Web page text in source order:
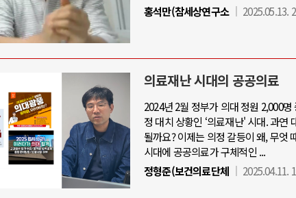
홍석만(참세상연구소
2025.05.13.
의료재난 시대의 공공의료
2024년 2월 정부가 의대 정원 2,000
정 대치 상황인 ‘의료재난' 시대. 과연
될까요? 이제는 의정 갈등이 왜, 무엇
시대에 공공의료가 구체적인 ...
정형준(보건의료단체
2025.04.11.
전쟁의 추상화: 우크라이나, 대리전의 역..
EU·우크라이나 드론 협력 직후, 러시아..
우크라이나, 덴마크, 에스토니아, 네덜란..
러·우크라, 대규모 공습 주고받아…민간 ..
호